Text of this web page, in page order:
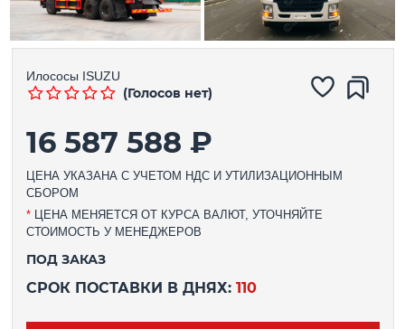
Илососы ISUZU
(Голосов нет)
16 587 588 ₽
ЦЕНА УКАЗАНА С УЧЕТОМ НДС И УТИЛИЗАЦИОННЫМ
СБОРОМ
*ЦЕНА МЕНЯЕТСЯ ОТ КУРСА ВАЛЮТ, УТОЧНЯЙТЕ
СТОИМОСТЬ У МЕНЕДЖЕРОВ
ПОД ЗАКАЗ
СРОК ПОСТАВКИ В ДНЯХ: 110